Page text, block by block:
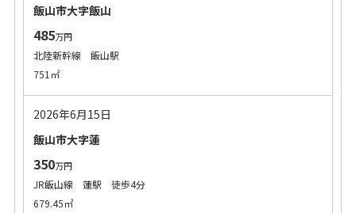
飯山市大字飯山
485万円
北陸新幹線 飯山駅
751㎡
2026年6月15日
飯山市大字蓮
350万円
JR飯山線 蓮駅 徒歩4分
679.45㎡